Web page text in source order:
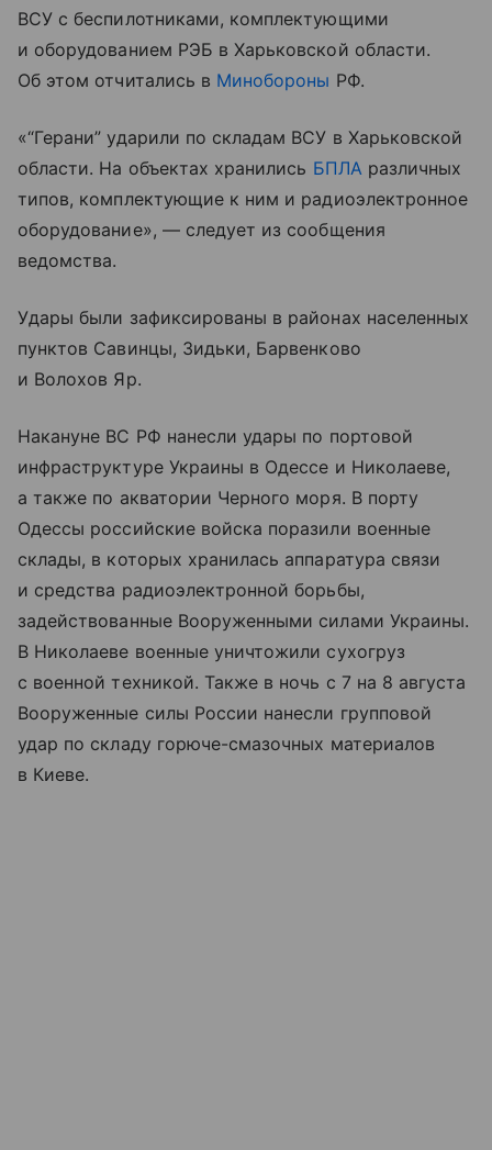
ВСУ с беспилотниками, комплектующими
и оборудованием РЭБ в Харьковской области.
Об этом отчитались в Минобороны РФ.
«“Герани” ударили по складам ВСУ в Харьковской
области. На объектах хранились БПЛАразличных
типов, комплектующие к ним и радиоэлектронное
оборудование», — следует из сообщения
ведомства.
Удары были зафиксированы в районах населенных
пунктов Савинцы, Зидьки, Барвенково
и Волохов Яр.
Накануне ВС РФ нанесли удары по портовой
инфраструктуре Украины в Одессе и Николаеве,
а также по акватории Черного моря. В порту
Одессы российские войска поразили военные
склады, в которых хранилась аппаратура связи
и средства радиоэлектронной борьбы,
задействованные Вооруженными силами Украины.
В Николаеве военные уничтожили сухогруз
с военной техникой. Также в ночь с 7 на 8 августа
Вооруженные силы России нанесли групповой
удар по складу горюче-смазочных материалов
в Киеве.